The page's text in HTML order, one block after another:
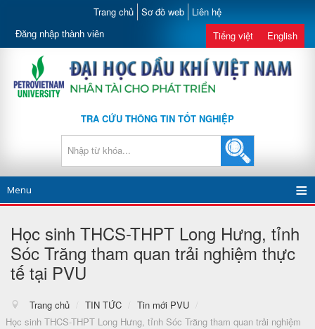
Trang chủ Sơ đồ web Liên hệ
Đăng nhập thành viên Tiếng việt English
TRA CỨU THÔNG TIN TỐT NGHIỆP
Menu
Học sinh THCS-THPT Long Hưng, tỉnh
Sóc Trăng tham quan trải nghiệm thực
tế tại PVU
Trang chủ / TIN TỨC / Tin mới PVU
/
Học sinh THCS-THPT Long Hưng, tỉnh Sóc Trăng tham quan trải nghiệm